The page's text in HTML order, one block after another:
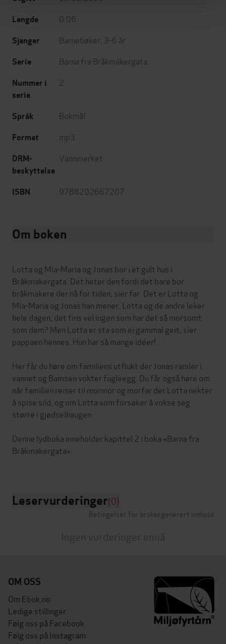
Lengde 0:06
Sjanger Barnebøker 3-6 år
Serie Barna fra Bråkmakergata
Nummer i
serie
2
Språk Bokmål
Format mp3
DRM-
beskyttelse
Vannmerket
ISBN 9788202667207
Om boken
Lotta og Mia-Maria og Jonas bor i et gult hus i
Bråkmakergata. Det heter den fordi det bare bor
bråkmakere der nå for tiden, sier far. Det er Lotta og
Mia-Maria og Jonas han mener. Lotta og de andre leker
hele dagen, det fins vel ingen som har det så morsomt
som dem? Men Lotta er sta som ei gammal geit, sier
pappaen hennes. Hun har så mange idéer!
Her får du høre om familiens utflukt der Jonas ramler i
vannet og Bamsen vokter fugleegg. Du får også høre om
når familien reiser til mormor og morfar der Lotta nekter
å spise sild, og om Lotta som forsøker å vokse seg
større i gjødselhaugen.
Denne lydboka inneholder kapittel 2 i boka «Barna fra
Bråkmakergata».
Leservurderinger(0)
Betingelser for brukergenerert innhold
Ingen vurderinger ennå
OM OSS
Om Ebok.no
Ledige stillinger
Følg oss på Facebook
Følg oss på Instagram